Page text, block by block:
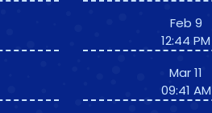
Feb 9
12:44 PM
Mar 11
09:41 AM